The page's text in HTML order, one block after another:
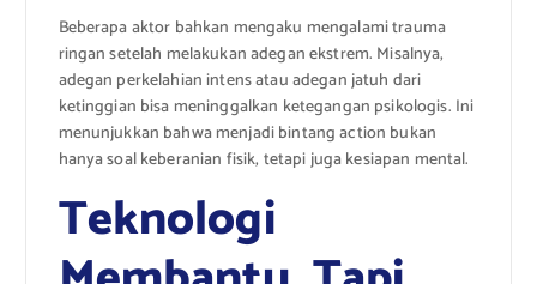
Beberapa aktor bahkan mengaku mengalami trauma
ringan setelah melakukan adegan ekstrem. Misalnya,
adegan perkelahian intens atau adegan jatuh dari
ketinggian bisa meninggalkan ketegangan psikologis. Ini
menunjukkan bahwa menjadi bintang action bukan
hanya soal keberanian fisik, tetapi juga kesiapan mental.
Teknologi